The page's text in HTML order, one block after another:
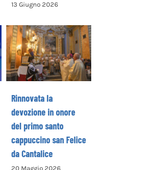
13 Giugno 2026
devozione in
onore del primo
santo
cappuccino san
Felice da
Cantalice
Rinnovata la
devozione in onore
del primo santo
cappuccino san Felice
da Cantalice
20 Maggio 2026